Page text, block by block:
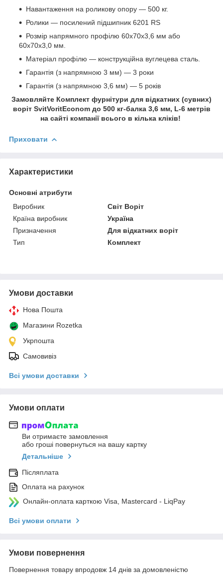
Навантаження на роликову опору — 500 кг.
Ролики — посилений підшипник 6201 RS
Розмір напрямного профілю 60х70х3,6 мм або
60х70х3,0 мм.
Матеріал профілю — конструкційна вуглецева сталь.
Гарантія (з напрямною 3 мм) — 3 роки
Гарантія (з напрямною 3,6 мм) — 5 років
Замовляйте Комплект фурнітури для відкатних (сувних)
воріт SvitVoritEconom до 500 кг-балка 3,6 мм, L-6 метрів
на сайті компанії всього в кілька кліків!
Приховати
Характеристики
Основні атрибути
Виробник
Світ Воріт
Країна виробник
Україна
Призначення
Для відкатних воріт
Тип
Комплект
Умови доставки
Нова Пошта
Магазини Rozetka
Укрпошта
Самовивіз
Всі умови доставки
Умови оплати
Ви отримаєте замовлення
або гроші повернуться на вашу картку
Детальніше
Післяплата
Оплата на рахунок
Онлайн-оплата карткою Visa, Mastercard - LiqPay
Всі умови оплати
Умови повернення
Повернення товару впродовж 14 днів за домовленістю